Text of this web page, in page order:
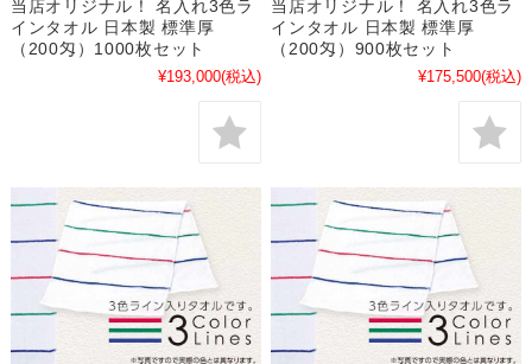
当店オリジナル！ 名入れ3色ラ
インタオル 日本製 標準厚
（200匁）1000枚セット
¥193,000(税込)
当店オリジナル！ 名入れ3色ラ
インタオル 日本製 標準厚
（200匁）900枚セット
¥175,500(税込)